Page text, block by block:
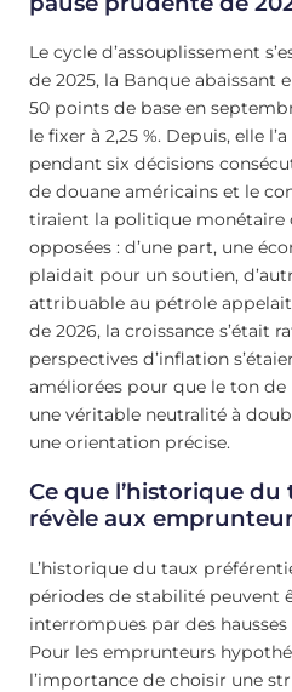
Le cycle d’assouplissement
de 2025, la Banque abaissant
50 points de base en
le fixer à 2,25 %. Depuis, elle
pendant six décisions
de douane américains et le
tiraient la politique monétaire
opposées : d’une part, une
plaidait pour un soutien,
attribuable au pétrole
de 2026, la croissance s’était
perspectives d’inflation
améliorées pour que le ton de
une véritable neutralité à
une orientation précise.
Ce que l’historique
révèle aux
L’historique du taux
périodes de stabilité peuvent
interrompues par des
Pour les emprunteurs
l’importance de choisir une